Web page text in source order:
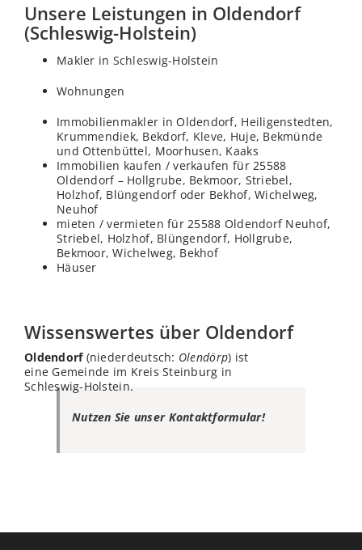
Unsere Leistungen in Oldendorf
(Schleswig-Holstein)
Makler in Schleswig-Holstein
Wohnungen
Immobilienmakler in Oldendorf, Heiligenstedten,
Krummendiek, Bekdorf, Kleve, Huje, Bekmünde
und Ottenbüttel, Moorhusen, Kaaks
Immobilien kaufen / verkaufen für 25588
Oldendorf – Hollgrube, Bekmoor, Striebel,
Holzhof, Blüngendorf oder Bekhof, Wichelweg,
Neuhof
mieten / vermieten für 25588 Oldendorf Neuhof,
Striebel, Holzhof, Blüngendorf, Hollgrube,
Bekmoor, Wichelweg, Bekhof
Häuser
Wissenswertes über Oldendorf
Oldendorf(niederdeutsch: Olendörp) ist
eine Gemeinde im Kreis Steinburg in
Schleswig-Holstein.
Nutzen Sie unser Kontaktformular!